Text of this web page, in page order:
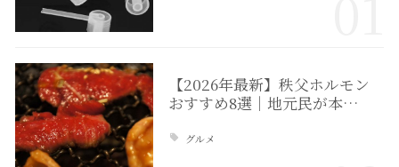
【2026年最新】秩父ホルモン
おすすめ8選｜地元民が本…
グルメ